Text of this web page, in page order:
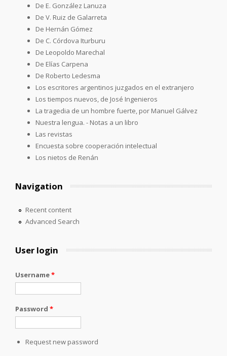
De E. González Lanuza
De V. Ruiz de Galarreta
De Hernán Gómez
De C. Córdova Iturburu
De Leopoldo Marechal
De Elías Carpena
De Roberto Ledesma
Los escritores argentinos juzgados en el extranjero
Los tiempos nuevos, de José Ingenieros
La tragedia de un hombre fuerte, por Manuel Gálvez
Nuestra lengua. - Notas a un libro
Las revistas
Encuesta sobre cooperación intelectual
Los nietos de Renán
Navigation
Recent content
Advanced Search
User login
Username*
Password *
Request new password